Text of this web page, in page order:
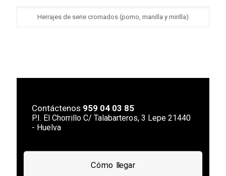
Herrajes de serie cromados (pomo, manilla y mirilla)
Contáctenos 959 04 03 85
P.I. El Chorrillo C/ Talabarteros, 3 Lepe 21440
- Huelva
Cómo llegar